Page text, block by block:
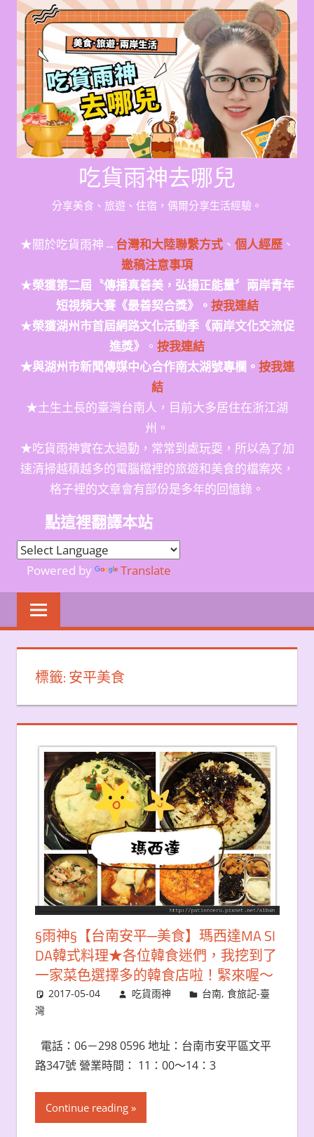
Skip
content
吃貨雨神去哪兒
分享美食、旅遊、住宿，偶爾分享生活經驗。
★關於吃貨雨神→台灣和大陸聯繫方式、 個人經歷、
邀稿注意事項
★榮獲第二屆〝傳播真善美，弘揚正能量〞兩岸青年
短視頻大賽《最善契合獎》。 按我連結
★榮獲湖州市首屆網路文化活動季《兩岸文化交流促
進獎》
。 按我連結
★與湖州市新聞傳媒中心合作南太湖號專欄。 按我連
結
★土生土長的臺灣台南人，目前大多居住在浙江湖
州。
★吃貨雨神實在太過動，常常到處玩耍，所以為了加
速清掃越積越多的電腦檔裡的旅遊和美食的檔案夾，
格子裡的文章會有部份是多年的回憶錄。
點這裡翻譯本站
Powered by Translate
標籤:安平美食
§雨神§【台南安平─美食】瑪西達MA SI
DA韓式料理★各位韓食迷們，我挖到了
一家菜色選擇多的韓食店啦！緊來喔～
2017-05-04 吃貨雨神 台南,食旅記-臺
灣
電話：06－298 0596 地址：台南市安平區文平
路347號 營業時間： 11：00～14：3
Continue reading